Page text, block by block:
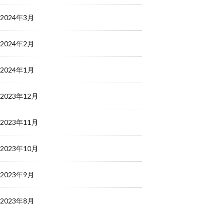
2024年3月
2024年2月
2024年1月
2023年12月
2023年11月
2023年10月
2023年9月
2023年8月